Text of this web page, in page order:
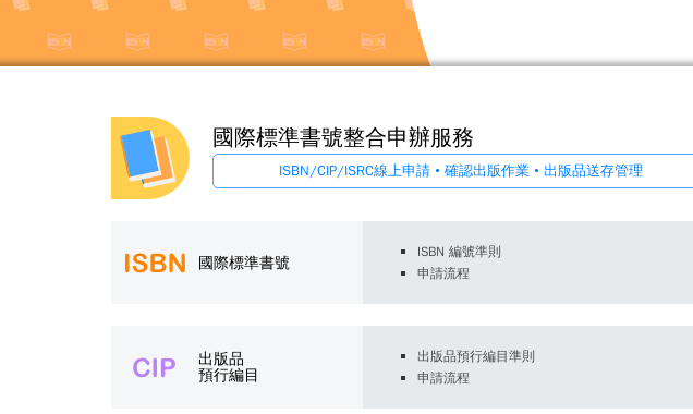
國際標準書號整合申辦服務
ISBN/CIP/ISRC線上申請 • 確認出版作業 • 出版品送存管理
國際標準書號
ISBN 編號準則
申請流程
出版品
預行編目
出版品預行編目準則
申請流程